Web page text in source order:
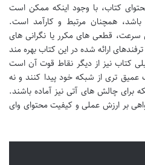
کتاب، با وجود اینکه ممکن است
همچنان مرتبط و کارآمد است.
سرعت، قطعی های مکرر یا نگرانی های
ترفندهای ارائه شده در این کتاب بهره مند
کتاب نیز از دیگر نقاط قوت آن است
تری از شبکه خود پیدا کنند و نه
برای چالش های آتی نیز آماده باشند.
بر ارزش عملی و کیفیت محتوای وای